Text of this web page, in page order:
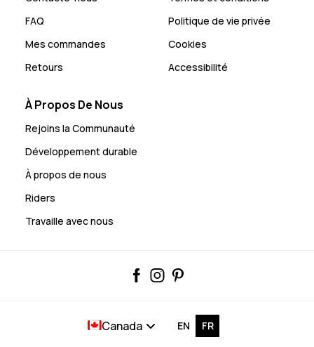
FAQ
Mes commandes
Retours
Politique de vie privée
Cookies
Accessibilité
À Propos De Nous
Rejoins la Communauté
Développement durable
À propos de nous
Riders
Travaille avec nous
EN FR
Canada